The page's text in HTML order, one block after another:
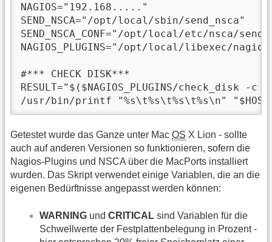
NAGIOS="192.168....."
SEND_NSCA="/opt/local/sbin/send_nsca"
SEND_NSCA_CONF="/opt/local/etc/nsca/
NAGIOS_PLUGINS="/opt/local/libexec/
#*** CHECK DISK***
RESULT="$($NAGIOS_PLUGINS/check_disk -c
/usr/bin/printf "%s\t%s\t%s\t%s\n"
Getestet wurde das Ganze unter Mac OS X Lion - sollte
auch auf anderen Versionen so funktionieren, sofern die
Nagios-Plugins und NSCA über die MacPorts installiert
wurden. Das Skript verwendet einige Variablen, die an die
eigenen Bedürftnisse angepasst werden können:
WARNING und CRITICAL sind Variablen für die
Schwellwerte der Festplattenbelegung in Prozent -